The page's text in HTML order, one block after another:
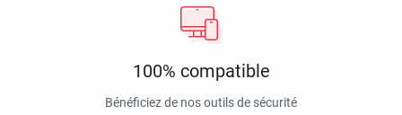
100% compatible
Bénéficiez de nos outils de sécurité